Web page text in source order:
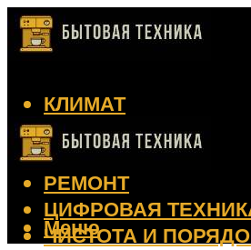
КЛИМАТ
КРАСОТА
КУХНЯ
РЕМОНТ
ЦИФРОВАЯ
ЧИСТОТА И
Меню